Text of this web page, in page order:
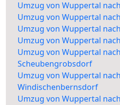
Umzug von Wuppertal
Umzug von Wuppertal
Umzug von Wuppertal
Umzug von Wuppertal
Umzug von Wuppertal nach
Scheubengrobsdorf
Umzug von Wuppertal nach
Windischenbernsdorf
Umzug von Wuppertal